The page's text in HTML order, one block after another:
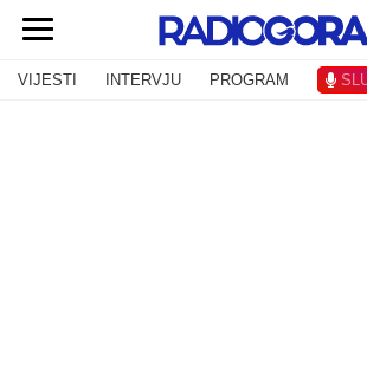
VIJESTI INTERVJU PROGRAM